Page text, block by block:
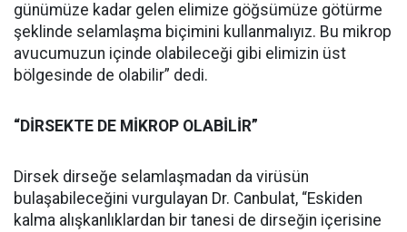
günümüze kadar gelen elimize göğsümüze götürme
şeklinde selamlaşma biçimini kullanmalıyız. Bu mikrop
avucumuzun içinde olabileceği gibi elimizin üst
bölgesinde de olabilir” dedi.
“DİRSEKTE DE MİKROP OLABİLİR”
Dirsek dirseğe selamlaşmadan da virüsün
bulaşabileceğini vurgulayan Dr. Canbulat, “Eskiden
kalma alışkanlıklardan bir tanesi de dirseğin içerisine